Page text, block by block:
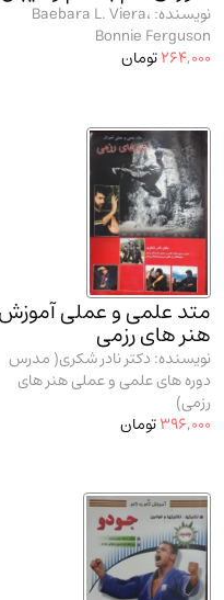
مدرسان شریف و انتشارت ارشد
دانشگاه پیامـ نور
نویسنده: Baebara L. Viera،
Bonnie Ferguson
264,000تومان
متد علمی و عملی آموزش
هنر های رزمی
نویسنده: دکتر نادر شکری( مدرس
دوره‌ های علمی و عملی هنر های
رزمی)
396,000تومان